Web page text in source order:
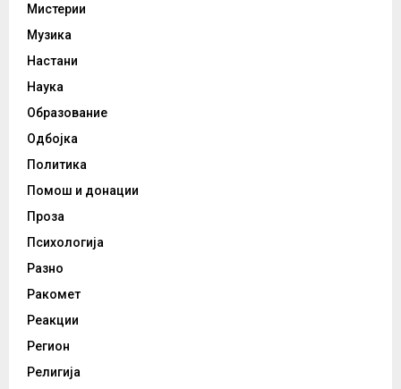
Мистерии
Музика
Настани
Наука
Образование
Одбојка
Политика
Помош и донации
Проза
Психологија
Разно
Ракомет
Реакции
Регион
Религија